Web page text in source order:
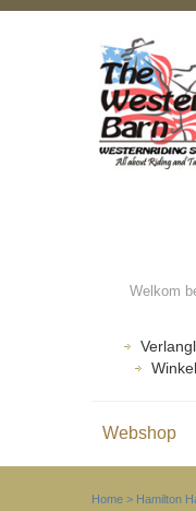
Welkom
Webshop
Home > Hamilton